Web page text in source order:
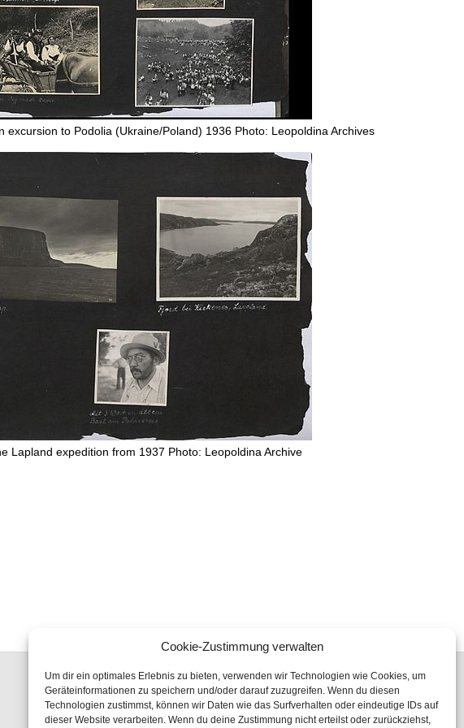
Cookie-Zustimmung verwalten
Um dir ein optimales Erlebnis zu bieten, verwenden wir Technologien wie Cookies, um
Geräteinformationen zu speichern und/oder darauf zuzugreifen. Wenn du diesen
Technologien zustimmst, können wir Daten wie das Surfverhalten oder eindeutige IDs auf
dieser Website verarbeiten. Wenn du deine Zustimmung nicht erteilst oder zurückziehst,
excursion to Podolia (Ukraine/Poland) 1936 Photo: Leopoldina Archives
Lapland expedition from 1937 Photo: Leopoldina Archive